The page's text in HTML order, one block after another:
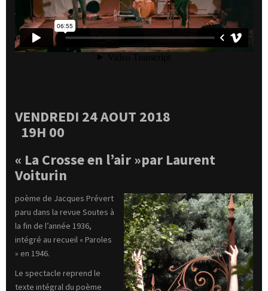
VENDREDI 24 AOUT 2018
19H 00
« La Crosse en l’air »par Laurent
Voiturin
poème de Jacques Prévert
paru dans la revue Soutes à
la fin de l’année 1936,
intégré au recueil « Paroles
» en 1946.
Le spectacle reprend le
texte intégral du poème